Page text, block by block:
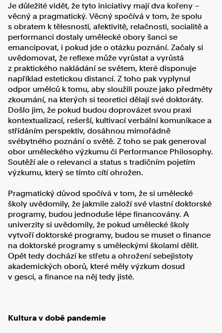
Je důležité vidět, že tyto iniciativy mají dva kořeny –
věcný a pragmatický. Věcný spočívá v tom, že spolu
s obratem k tělesnosti, afektivitě, relačnosti, socialitě a
performanci dostaly umělecké obory šanci se
emancipovat, i pokud jde o otázku poznání. Začaly si
uvědomovat, že reflexe může vyrůstat a vyrůstá
z praktického nakládání se světem, které disponuje
například estetickou distancí. Z toho pak vyplynul
odpor umělců k tomu, aby sloužili pouze jako předměty
zkoumání, na kterých si teoretici dělají své doktoráty.
Došlo jim, že pokud budou doprovázet svou praxi
kontextualizací, rešerší, kultivací verbální komunikace a
střídáním perspektiv, dosáhnou mimořádně
svébytného poznání o světě. Z toho se pak generoval
obor uměleckého výzkumu či Performance Philosophy.
Soutěží ale o relevanci a status s tradičním pojetím
výzkumu, který se tímto cítí ohrožen.
Pragmatický důvod spočívá v tom, že si umělecké
školy uvědomily, že jakmile založí své vlastní doktorské
programy, budou jednoduše lépe financovány. A
univerzity si uvědomily, že pokud umělecké školy
vytvoří doktorské programy, budou se muset o finance
na doktorské programy s uměleckými školami dělit.
Opět tedy dochází ke střetu a ohrožení sebejistoty
akademických oborů, které měly výzkum dosud
v gesci, a finance na něj tedy jisté.
Kultura v době pandemie